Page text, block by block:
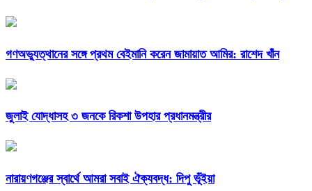
গণঅভ্যুত্থানের সঙ্গে প্রথম বেইমানি করেন জামায়াত আমির: রাশেদ খাঁন
জুলাই যোদ্ধাসহ ৩ জনকে রিকশা উপহার প্রধানমন্ত্রীর
নারায়ণগঞ্জের স্বার্থে আমরা সবাই ঐক্যবদ্ধ: দিপু ভূঁইয়া